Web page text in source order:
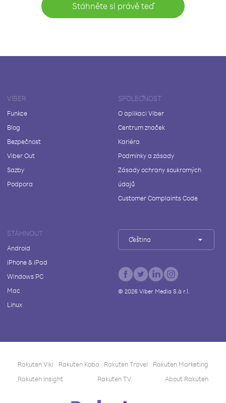
Stáhněte si právě teď
VIBER
Funkce
Blog
Bezpečnost
Viber Out
Sazby
Podpora
SPOLEČNOST
O aplikaci Viber
Centrum značek
Kariéra
Podmínky a zásady
Zásady ochrany soukromých
údajů
Customer Complaints Code
STÁHNOUT
Android
iPhone & iPad
Windows PC
Mac
Linux
Čeština
© 2026Viber Media S.à r.l.
Rakuten Viki Rakuten Kobo Rakuten Travel
Rakuten Marketing
Rakuten Insight
Rakuten TV About Rakuten